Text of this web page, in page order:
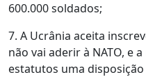
600.000 soldados;
7. A Ucrânia aceita
não vai aderir à NATO, e
estatutos uma